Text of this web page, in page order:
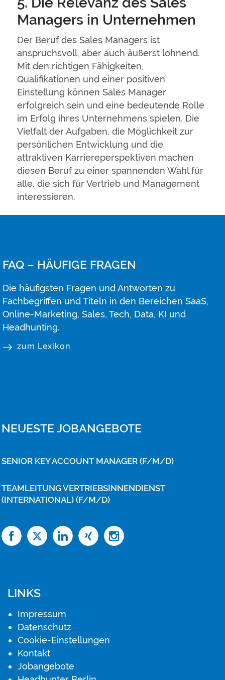
Managers in Unternehmen
Der Beruf des Sales Managers ist
anspruchsvoll, aber auch äußerst lohnend.
Mit den richtigen Fähigkeiten,
Qualifikationen und einer positiven
Einstellung können Sales Manager
erfolgreich sein und eine bedeutende Rolle
im Erfolg ihres Unternehmens spielen. Die
Vielfalt der Aufgaben, die Möglichkeit zur
persönlichen Entwicklung und die
attraktiven Karriereperspektiven machen
diesen Beruf zu einer spannenden Wahl für
alle, die sich für Vertrieb und Management
interessieren.
FAQ – HÄUFIGE FRAGEN
Die häufigsten Fragen und Antworten zu
Fachbegriffen und Titeln in den Bereichen SaaS,
Online-Marketing, Sales, Tech, Data, KI und
Headhunting.
zum Lexikon
NEUESTE JOBANGEBOTE
SENIOR KEY ACCOUNT MANAGER (F/M/D)
TEAMLEITUNG VERTRIEBSINNENDIENST
(INTERNATIONAL) (F/M/D)
LINKS
Impressum
Datenschutz
Cookie-Einstellungen
Kontakt
Jobangebote